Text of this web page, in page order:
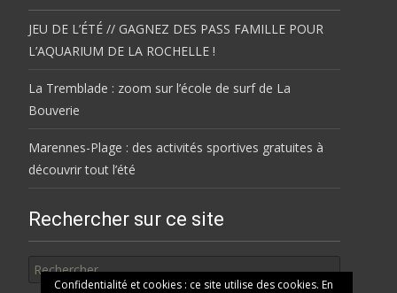
JEU DE L’ÉTÉ // GAGNEZ DES PASS FAMILLE POUR
L’AQUARIUM DE LA ROCHELLE !
La Tremblade : zoom sur l’école de surf de La
Bouverie
Marennes-Plage : des activités sportives gratuites à
découvrir tout l’été
Rechercher sur ce site
Confidentialité et cookies : ce site utilise des cookies. En